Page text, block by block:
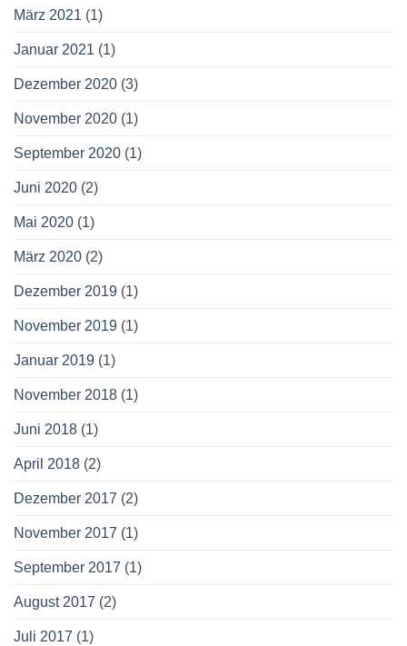
März 2021 (1)
Januar 2021 (1)
Dezember 2020 (3)
November 2020 (1)
September 2020 (1)
Juni 2020 (2)
Mai 2020 (1)
März 2020 (2)
Dezember 2019 (1)
November 2019 (1)
Januar 2019 (1)
November 2018 (1)
Juni 2018 (1)
April 2018 (2)
Dezember 2017 (2)
November 2017 (1)
September 2017 (1)
August 2017 (2)
Juli 2017 (1)